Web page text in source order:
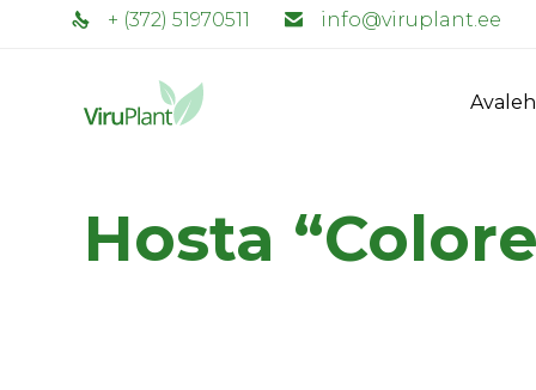
+ (372) 51970511 info@viruplant.ee
Hosta